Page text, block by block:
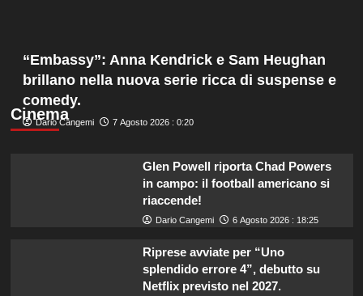
Cinema
“Embassy”: Anna Kendrick e Sam Heughan
brillano nella nuova serie ricca di suspense e
comedy.
Dario Cangemi 7 Agosto 2026 : 0:20
Glen Powell riporta Chad Powers
in campo: il football americano si
riaccende!
Dario Cangemi 6 Agosto 2026 : 18:25
Riprese avviate per “Uno
splendido errore 4”, debutto su
Netflix previsto nel 2027.